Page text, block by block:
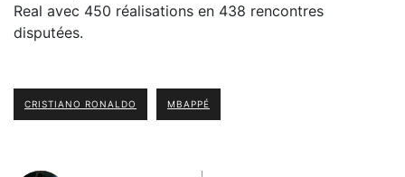
Real avec 450 réalisations en 438 rencontres
disputées.
CRISTIANO RONALDO MBAPPÉ